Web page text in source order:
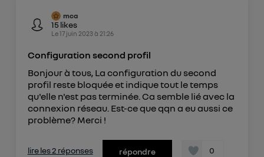
mca
15 likes
Le17 juin 2023 à 21:26
Configuration second profil
Bonjour à tous, La configuration du second
profil reste bloquée et indique tout le temps
qu'elle n'est pas terminée. Ca semble lié avec la
connexion réseau. Est-ce que qqn a eu aussi ce
problème? Merci !
lire les 2 réponses répondre 0